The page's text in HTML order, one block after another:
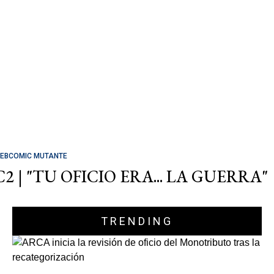
MUTANTE
| "TU OFICIO ERA... LA GUERRA"
TRENDING